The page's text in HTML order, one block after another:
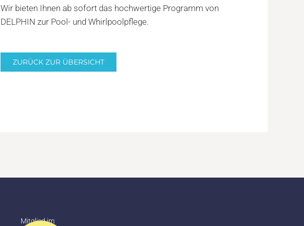
Wir bieten Ihnen ab sofort das hochwertige Programm von
DELPHIN zur Pool- und Whirlpoolpflege.
ZURÜCK ZUR ÜBERSICHT
Mitglied im